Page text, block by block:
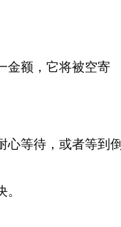
金额，它将被空寄
等待，或者等到倒